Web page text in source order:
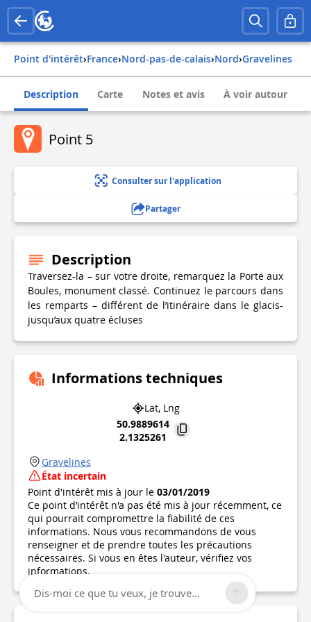
Point d'intérêt› france› nord-pas-de-calais› nord› gravelines
Description Carte Notes et avis À voir autour
Point 5
Consulter sur l'application
Partager
Description
Traversez-la – sur votre droite, remarquez la Porte aux
Boules, monument classé. Continuez le parcours dans
les remparts – différent de l’itinéraire dans le glacis-
jusqu’aux quatre écluses
Informations techniques
Lat, Lng
50.9889614
2.1325261
Gravelines
État incertain
Point d'intérêt mis à jour le 03/01/2019
Ce point d’intérêt n'a pas été mis à jour récemment, ce
qui pourrait compromettre la fiabilité de ces
informations. Nous vous recommandons de vous
renseigner et de prendre toutes les précautions
nécessaires. Si vous en êtes l'auteur, vérifiez vos
informations.
Dis-moi ce que tu veux, je trouve...